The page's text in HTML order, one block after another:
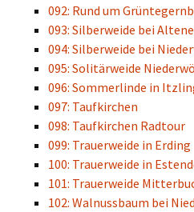
092: Rund um
093: Silberweide bei
094: Silberweide bei
095: Solitärweide
096: Sommerlinde in
097: Taufkirchen
098: Taufkirchen Radtour
099: Trauerweide in Erding
100: Trauerweide in
101: Trauerweide
102: Walnussbaum bei